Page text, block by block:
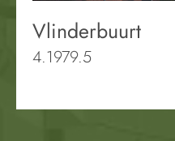
Vlinderbuurt
4.1979.5